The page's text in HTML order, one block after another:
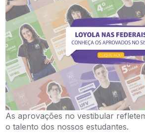
As aprovações no vestibular
o talento dos nossos estudantes.